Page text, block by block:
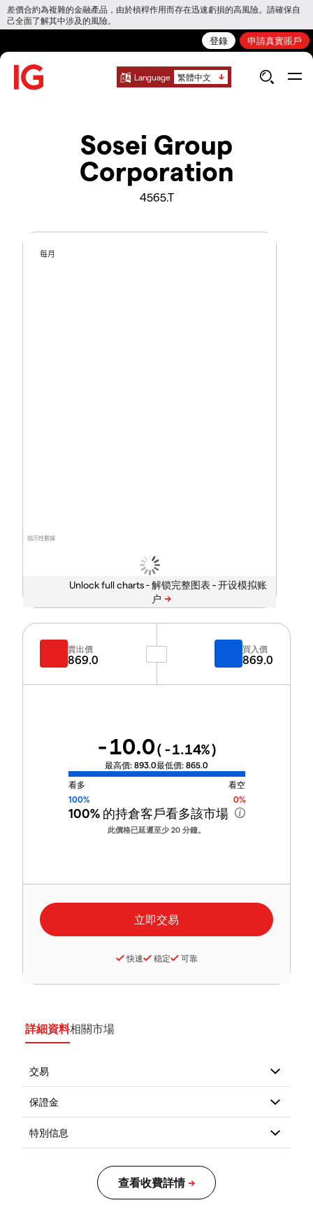
差價合約為複雜的金融產品，由於槓桿作用而存在迅速虧損的高風險。請確保自
己全面了解其中涉及的風險。
登錄 申請真實賬戶
Language 繁體中文
Sosei Group
Corporation
4565.T
指示性數據
每月
Unlock full charts -
賣出價
869.0
買入價
869.0
-10.0( -1.14%)
最高價: 893.0最低價: 865.0
看多
看空
100%
0%
100%的持倉客戶看多該市場
此價格已延遲至少 20 分鐘。
快速 稳定 可靠
詳細資料相關市場